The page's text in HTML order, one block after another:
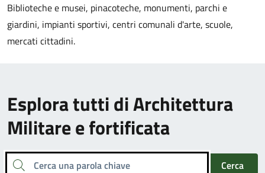
Biblioteche e musei, pinacoteche, monumenti, parchi e
giardini, impianti sportivi, centri comunali d'arte, scuole,
mercati cittadini.
Esplora tutti di Architettura
Militare e fortificata
Cerca una parola chiave
Cerca